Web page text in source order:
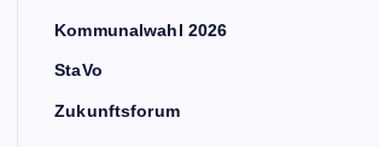
Kommunalwahl 2026
StaVo
Zukunftsforum